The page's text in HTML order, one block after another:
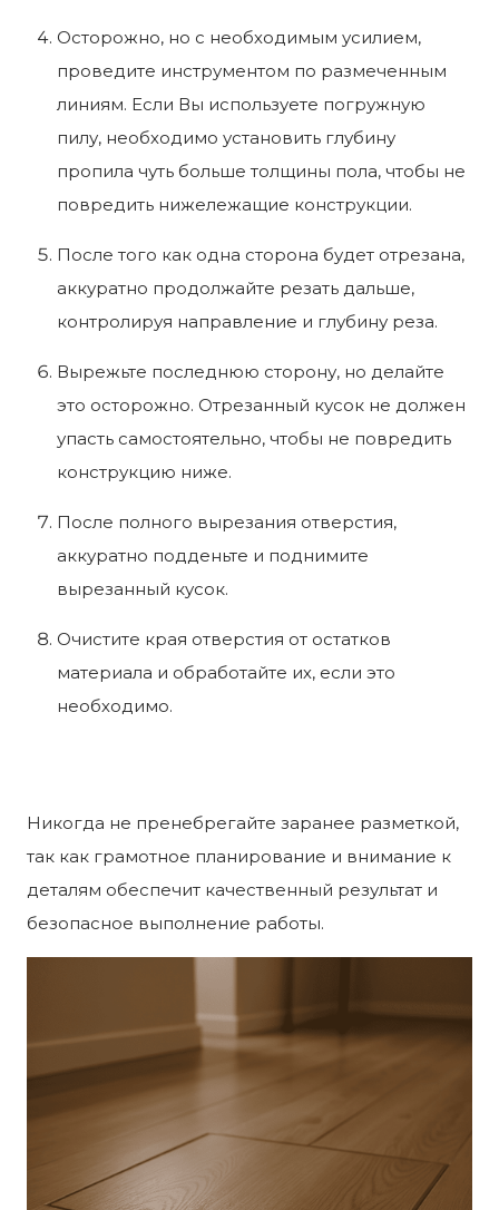
Осторожно, но с необходимым усилием,
проведите инструментом по размеченным
линиям. Если Вы используете погружную
пилу, необходимо установить глубину
пропила чуть больше толщины пола, чтобы не
повредить нижележащие конструкции.
После того как одна сторона будет отрезана,
аккуратно продолжайте резать дальше,
контролируя направление и глубину реза.
Вырежьте последнюю сторону, но делайте
это осторожно. Отрезанный кусок не должен
упасть самостоятельно, чтобы не повредить
конструкцию ниже.
После полного вырезания отверстия,
аккуратно подденьте и поднимите
вырезанный кусок.
Очистите края отверстия от остатков
материала и обработайте их, если это
необходимо.
Никогда не пренебрегайте заранее разметкой,
так как грамотное планирование и внимание к
деталям обеспечит качественный результат и
безопасное выполнение работы.